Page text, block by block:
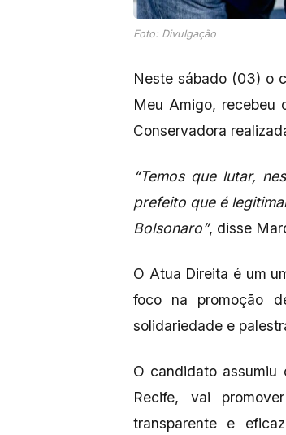
Foto: Divulgação
Neste sábado (03) o
Meu Amigo, recebeu
Conservadora
“Temos que lutar,
prefeito que é
Bolsonaro”, disse
O Atua Direita é um
foco na promoção
solidariedade e
O candidato assumiu
Recife, vai
transparente e